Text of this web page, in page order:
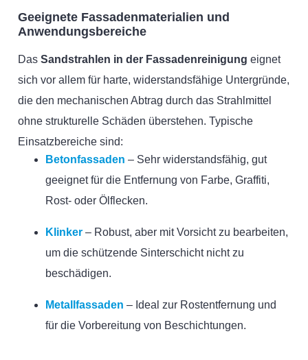
Geeignete Fassadenmaterialien und
Anwendungsbereiche
Das Sandstrahlen in der Fassadenreinigung eignet
sich vor allem für harte, widerstandsfähige Untergründe,
die den mechanischen Abtrag durch das Strahlmittel
ohne strukturelle Schäden überstehen. Typische
Einsatzbereiche sind:
Betonfassaden – Sehr widerstandsfähig, gut
geeignet für die Entfernung von Farbe, Graffiti,
Rost- oder Ölflecken.
Klinker – Robust, aber mit Vorsicht zu bearbeiten,
um die schützende Sinterschicht nicht zu
beschädigen.
Metallfassaden – Ideal zur Rostentfernung und
für die Vorbereitung von Beschichtungen.